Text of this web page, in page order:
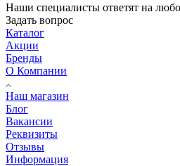
Наши специалисты ответят на
Задать вопрос
Каталог
Акции
Бренды
О Компании
Наш магазин
Блог
Вакансии
Реквизиты
Отзывы
Информация